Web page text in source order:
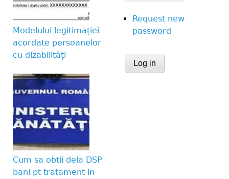
Modelului legitimației
acordate persoanelor
cu dizabilități
Cum sa obtii dela DSP
bani pt tratament in
Request new
password
CAPTCHA